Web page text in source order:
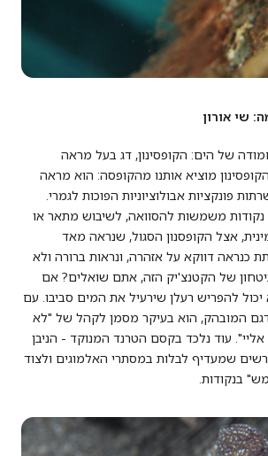
שי אורון
של הים: הקופסינון, דג בעל מראה
מוציא אותנו מהקופסה: הוא מראה
פונקציות אבולוציוניות הפוכות לגמרי.
נקודות משמשות להסוואה, לשיבוש מתאר או
אצל הקופסנון הסגול, שנראה מאד
כנראה דווקא על אזהרה, ונראות ברורה ולא
של הקטנצ'יק הזה, אתם שואלים? אם
יכול להפריש רעלן שירעיל את המים סביבו. עם
המובהק, הוא בעיקר מסמן לקהל של "לא
אליי". עוד נלכד בקסם הטרנד המנוקד - הניבן
שמעדיף לבלות במסתרי האלמוגים ולצוד
בנקודות.